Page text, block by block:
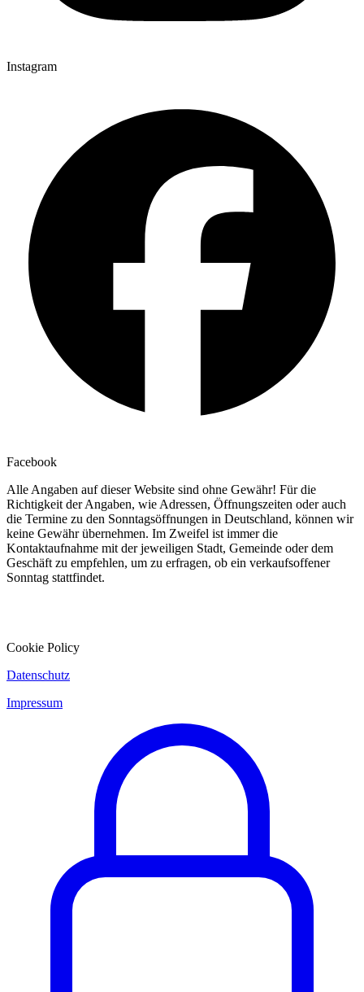
Instagram
Facebook
Alle Angaben auf dieser Website sind ohne Gewähr! Für die
Richtigkeit der Angaben, wie Adressen, Öffnungszeiten oder auch
die Termine zu den Sonntagsöffnungen in Deutschland, können wir
keine Gewähr übernehmen. Im Zweifel ist immer die
Kontaktaufnahme mit der jeweiligen Stadt, Gemeinde oder dem
Geschäft zu empfehlen, um zu erfragen, ob ein verkaufsoffener
Sonntag stattfindet.
Cookie Policy
Datenschutz
Impressum